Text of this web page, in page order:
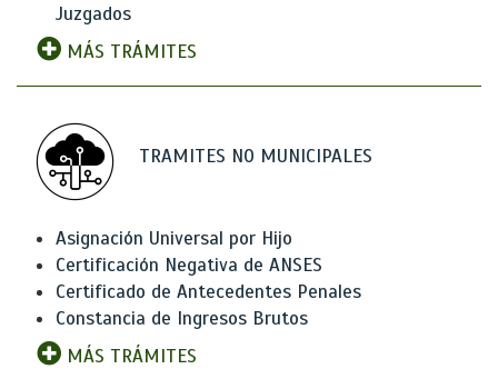
Juzgados
MÁS TRÁMITES
TRAMITES NO MUNICIPALES
Asignación Universal por Hijo
Certificación Negativa de ANSES
Certificado de Antecedentes Penales
Constancia de Ingresos Brutos
MÁS TRÁMITES